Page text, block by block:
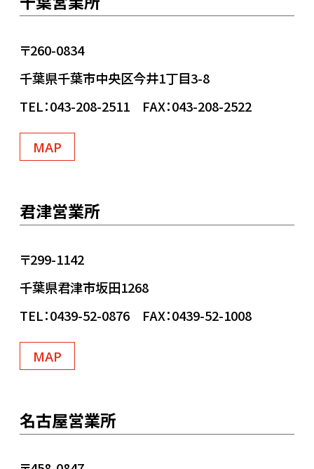
〒260-0834
千葉県千葉市中央区今井1丁目3-8
TEL：043-208-2511 FAX：043-208-2522
MAP
君津営業所
〒299-1142
千葉県君津市坂田1268
TEL：0439-52-0876 FAX：0439-52-1008
MAP
名古屋営業所